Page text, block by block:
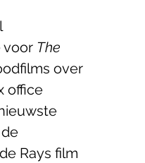
voor The
over
office
Rays film